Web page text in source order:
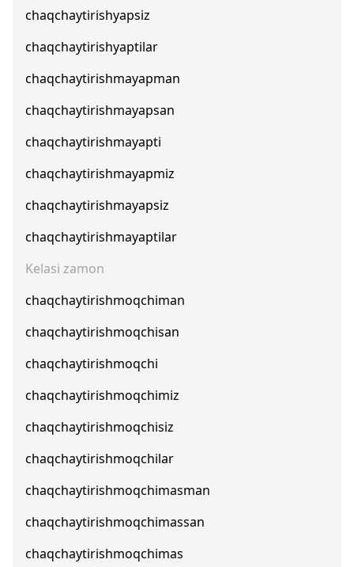
chaqchaytirishyapsiz
chaqchaytirishyaptilar
chaqchaytirishmayapman
chaqchaytirishmayapsan
chaqchaytirishmayapti
chaqchaytirishmayapmiz
chaqchaytirishmayapsiz
chaqchaytirishmayaptilar
Kelasi zamon
chaqchaytirishmoqchiman
chaqchaytirishmoqchisan
chaqchaytirishmoqchi
chaqchaytirishmoqchimiz
chaqchaytirishmoqchisiz
chaqchaytirishmoqchilar
chaqchaytirishmoqchimasman
chaqchaytirishmoqchimassan
chaqchaytirishmoqchimas